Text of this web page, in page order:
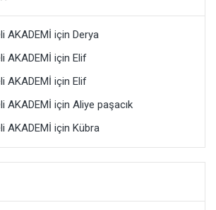
AKADEMİ için Derya
AKADEMİ için Elif
AKADEMİ için Elif
AKADEMİ için Aliye paşacık
AKADEMİ için Kübra